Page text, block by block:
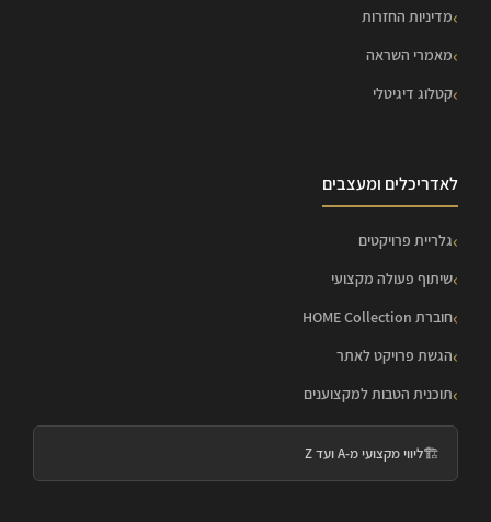
מדיניות החזרות
מאמרי השראה
קטלוג דיגיטלי
לאדריכלים ומעצבים
גלריית פרויקטים
שיתוף פעולה מקצועי
חוברת HOME Collection
הגשת פרויקט לאתר
תוכנית הטבות למקצוענים
🏗️ליווי מקצועי מ-A ועד Z